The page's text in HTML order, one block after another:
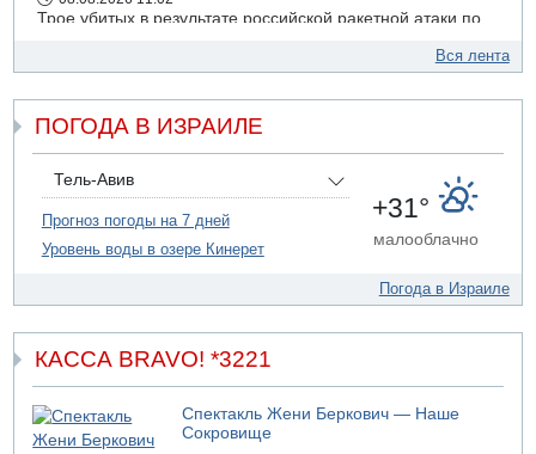
Трое убитых в результате российской ракетной атаки по
07.08.2026 20:43
07.08.2026 20:41
Ynet: "Хизбалла" запустила БПЛА со взрывчаткой по
07.08.2026 19:16
ДТП в Ашдоде: тяжело ранены двое маленьких детей
07.08.2026 19:14
Вся лента
ПОГОДА В ИЗРАИЛЕ
Тель-Авив
Прогноз погоды на 7 дней
Уровень воды в озере Кинерет
+31°
малооблачно
Погода в Израиле
КАССА BRAVO! *3221
Спектакль Жени Беркович — Наше
Сокровище